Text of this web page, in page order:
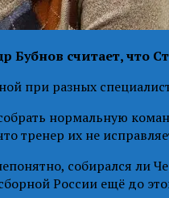
считает, что
при разных
нормальную
тренер их не
собирался ли
России ещё до